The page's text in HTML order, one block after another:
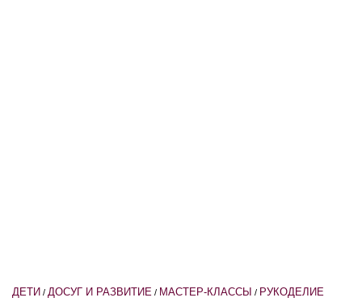
ДЕТИ / ДОСУГ И РАЗВИТИЕ / МАСТЕР-КЛАССЫ / РУКОДЕЛИЕ